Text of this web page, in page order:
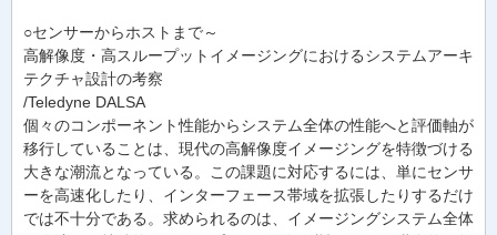
○センサーからホストまで～
高解像度・高スループットイメージングにおけるシステムアーキ
テクチャ設計の考察
/Teledyne DALSA
個々のコンポーネント性能からシステム全体の性能へと評価軸が
移行していることは、現代の高解像度イメージングを特徴づける
大きな潮流となっている。この課題に対応するには、単にセンサ
ーを高速化したり、インターフェース帯域を拡張したりするだけ
では不十分である。求められるのは、イメージングシステム全体